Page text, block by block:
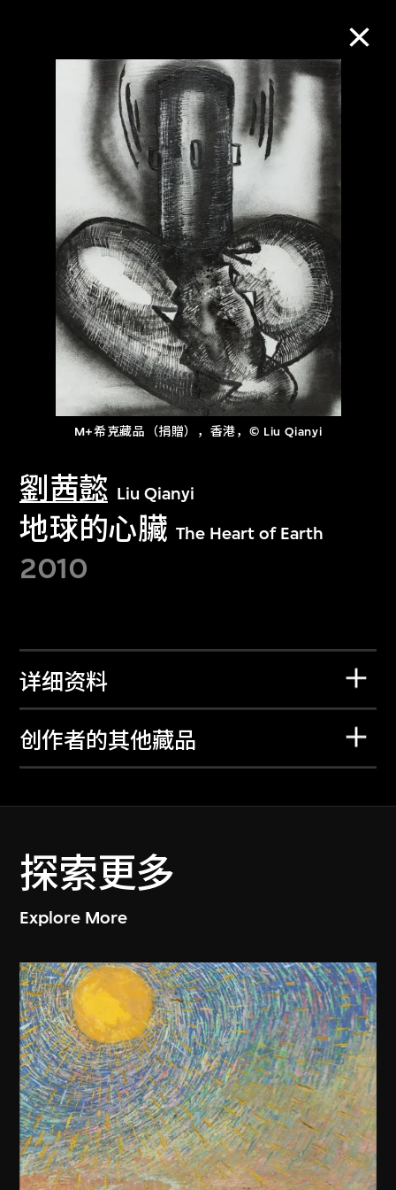
M+希克藏品（捐贈），香港，© Liu Qianyi
劉茜懿 Liu Qianyi
地球的心臟 The Heart of Earth
2010
详细资料
创作者的其他藏品
探索更多
Explore More
M+藏品
进一步筛选
关于M+藏品
探索世界顶级的二十及二十一世纪视觉
文化藏品。